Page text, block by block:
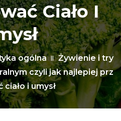
Ciało I
ogólna
Żywienie i try
czyli jak najlepiej prz
i umysł